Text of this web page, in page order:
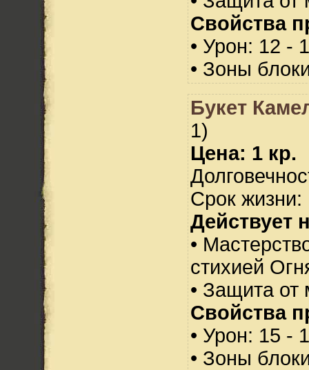
Свойства
• Урон: 12 -
• Зоны
Букет
1)
Цена: 1 кр.
Срок жизни:
Действует
•
стихией
• Защита от
Свойства
• Урон: 15 -
• Зоны